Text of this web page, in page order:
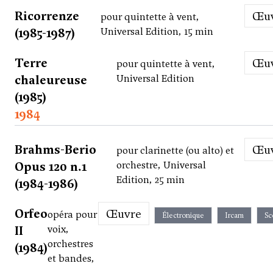
Ricorrenze
(1985-1987)
pour quintette à vent,
Universal Edition, 15 min
Terre
chaleureuse
(1985)
pour quintette à vent,
Universal Edition
1984
Brahms-Berio
Opus 120 n.1
(1984-1986)
pour clarinette (ou alto) et
orchestre, Universal
Edition, 25 min
Orfeo
II
(1984)
opéra pour
voix,
orchestres
et bandes,
Œuvre Électronique Ircam